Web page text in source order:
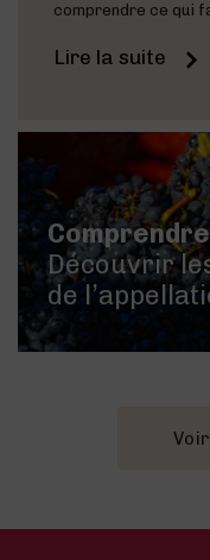
comprendre ce qui
Lire la suite
Comprendre
Découvrir
de